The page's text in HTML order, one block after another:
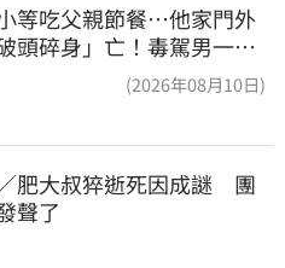
等吃父親節餐⋯他家門外
破頭碎身」亡！毒駕男一路
(2026年08月10日)
肥大叔猝逝死因成謎　團
聲了